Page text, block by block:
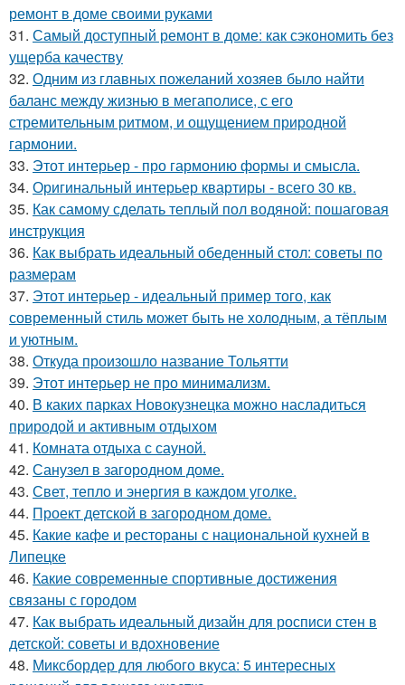
ремонт в доме своими руками
31. Самый доступный ремонт в доме: как сэкономить без
ущерба качеству
32. Одним из главных пожеланий хозяев было найти
баланс между жизнью в мегаполисе, с его
стремительным ритмом, и ощущением природной
гармонии.
33. Этот интерьер - про гармонию формы и смысла.
34. Оригинальный интерьер квартиры - всего 30 кв.
35. Как самому сделать теплый пол водяной: пошаговая
инструкция
36. Как выбрать идеальный обеденный стол: советы по
размерам
37. Этот интерьер - идеальный пример того, как
современный стиль может быть не холодным, а тёплым
и уютным.
38. Откуда произошло название Тольятти
39. Этот интерьер не про минимализм.
40. В каких парках Новокузнецка можно насладиться
природой и активным отдыхом
41. Комната отдыха с сауной.
42. Санузел в загородном доме.
43. Свет, тепло и энергия в каждом уголке.
44. Проект детской в загородном доме.
45. Какие кафе и рестораны с национальной кухней в
Липецке
46. Какие современные спортивные достижения
связаны с городом
47. Как выбрать идеальный дизайн для росписи стен в
детской: советы и вдохновение
48. Миксбордер для любого вкуса: 5 интересных